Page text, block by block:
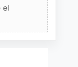
el